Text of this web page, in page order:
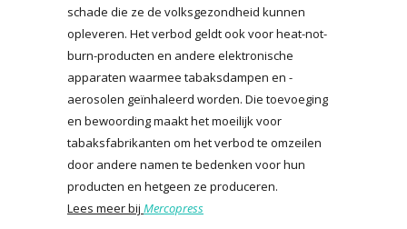
schade die ze de volksgezondheid kunnen
opleveren. Het verbod geldt ook voor heat-not-
burn-producten en andere elektronische
apparaten waarmee tabaksdampen en -
aerosolen geïnhaleerd worden. Die toevoeging
en bewoording maakt het moeilijk voor
tabaksfabrikanten om het verbod te omzeilen
door andere namen te bedenken voor hun
producten en hetgeen ze produceren.
Lees meer bij Mercopress